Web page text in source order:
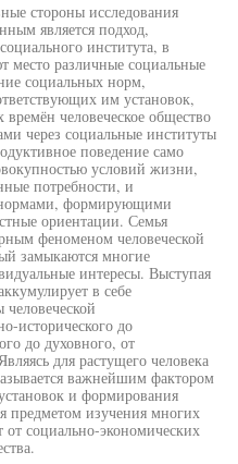
стороны исследования
является подход,
института, в
место различные социальные
социальных норм,
им установок,
человеческое общество
через социальные институты
поведение само
условий жизни,
потребности, и
нормами, формирующими
ориентации. Семья
феноменом человеческой
замыкаются многие
интересы. Выступая
в себе
исторического до
до духовного, от
для растущего человека
важнейшим фактором
и формирования
предметом изучения многих
социально-экономических